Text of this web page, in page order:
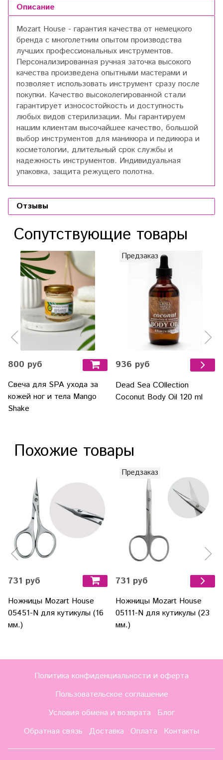
Описание
Mozart House - гарантия качества от немецкого
бренда с многолетним опытом производства
лучших профессиональных инструментов.
Персонализированная ручная заточка высокого
качества произведена опытными мастерами и
позволяет использовать инструмент сразу после
покупки. Качество высоколегированной стали
гарантирует износостойкость и доступность
любых видов стерилизации. Мы гарантируем
нашим клиентам высочайшее качество, большой
выбор инструментов для маникюра и педикюра и
косметологии, длительный срок службы и
надежность инструментов. Индивидуальная
упаковка, защита режущего полотна.
Отзывы
Сопутствующие товары
800 руб
Свеча для SPA ухода за
кожей ног и тела Mango
Shake
Предзаказ
936 руб
Dead Sea COllection
Coconut Body Oil 120 ml
Похожие товары
731 руб
Ножницы Mozart House
05451-N для кутикулы (16
мм.)
Предзаказ
731 руб
Ножницы Mozart House
05111-N для кутикулы (23
мм.)
Политика конфиденциальности и оферта
Пользовательское соглашение
Условия обмена и возврата
Блог
Обратная связь
Доставка Оплата Контакты